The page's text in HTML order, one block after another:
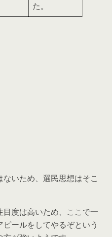
た。
ないため、選民思想はそこ
度は高いため、ここで一
ールをしてやるぞという